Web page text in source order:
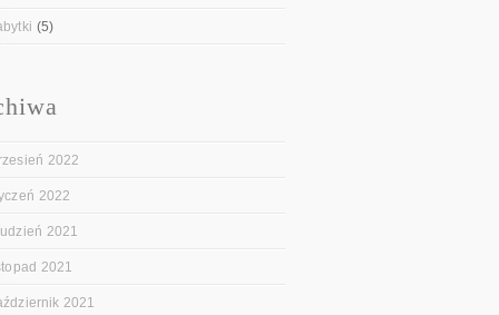
(5)
2022
2022
2021
2021
2021